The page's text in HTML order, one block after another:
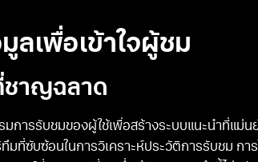
ลเพื่อเข้าใจผู้ชม
ชาญฉลาด
การรับชมของผู้ใช้เพื่อสร้างระบบแนะนำที่แม่
มที่ซับซ้อนในการวิเคราะห์ประวัติการรับชม กา